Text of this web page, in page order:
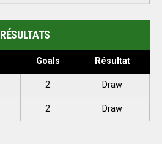
RÉSULTATS
Goals Résultat
2 Draw
2 Draw